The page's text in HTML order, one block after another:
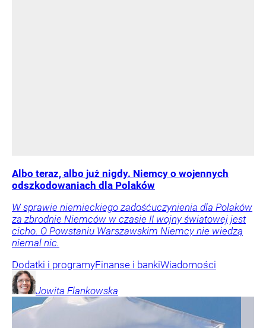
Albo teraz, albo już nigdy. Niemcy o wojennych
odszkodowaniach dla Polaków
W sprawie niemieckiego zadośćuczynienia dla Polaków
za zbrodnie Niemców w czasie II wojny światowej jest
cicho. O Powstaniu Warszawskim Niemcy nie wiedzą
niemal nic.
Dodatki i programyFinanse i bankiWiadomości
Jowita Flankowska